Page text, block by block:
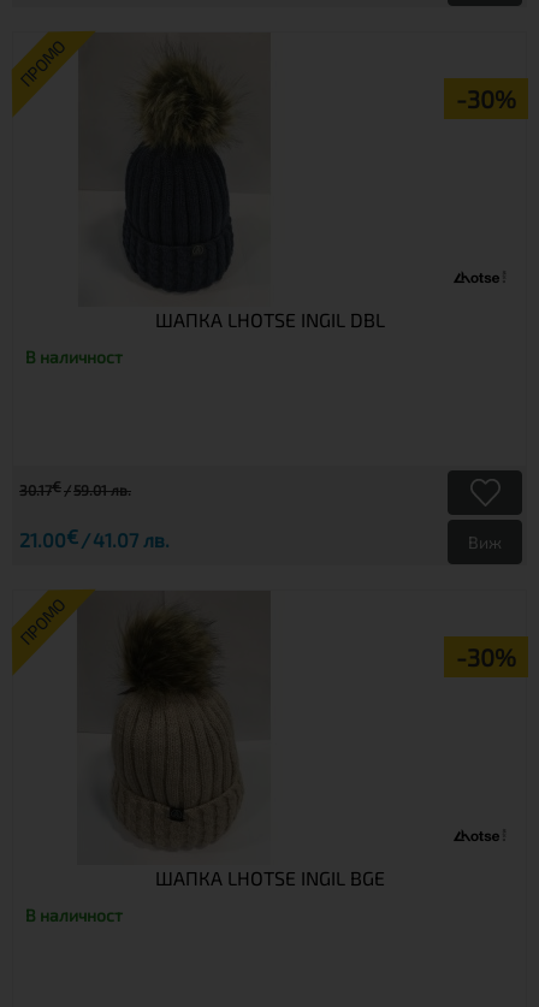
ПРОМО
-30%
ШАПКА LHOTSE INGIL DBL
В наличност
30.17€ 59.01 лв.
21.00€ 41.07 лв. Виж
ПРОМО
-30%
ШАПКА LHOTSE INGIL BGE
В наличност